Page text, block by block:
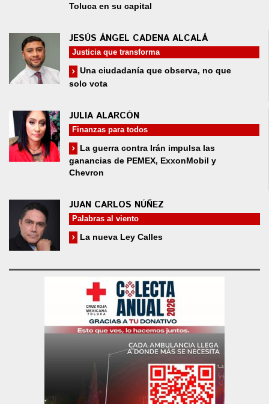
Toluca en su capital
JESÚS ÁNGEL CADENA ALCALÁ
Justicia que transforma
Una ciudadanía que observa, no que
solo vota
JULIA ALARCÓN
Finanzas para todos
La guerra contra Irán impulsa las
ganancias de PEMEX, ExxonMobil y
Chevron
JUAN CARLOS NÚÑEZ
Palabras al viento
La nueva Ley Calles